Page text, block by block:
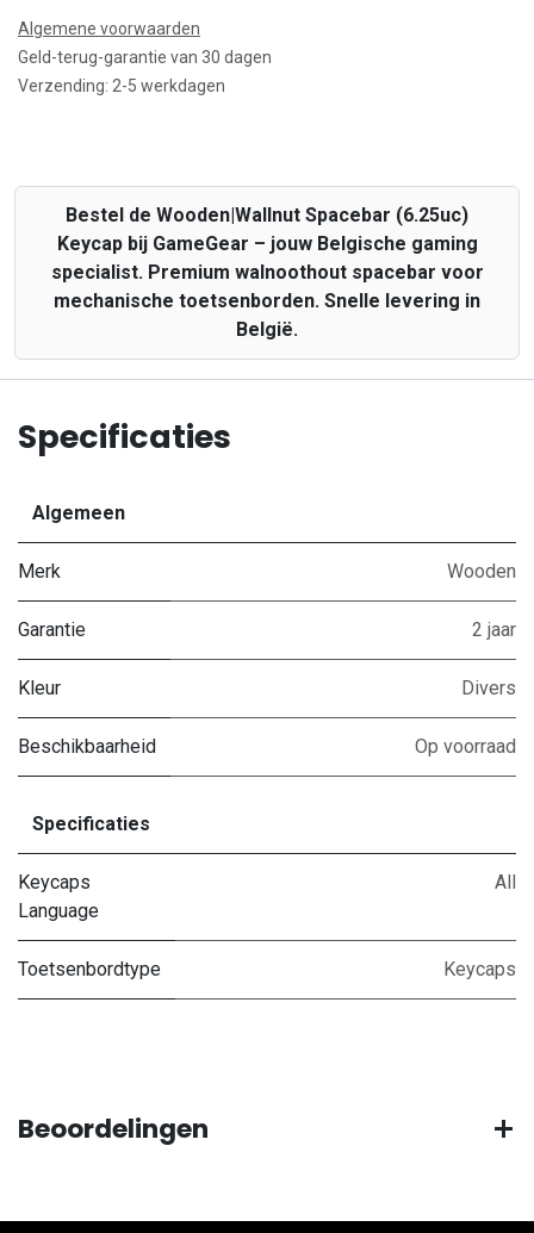
Algemene voorwaarden
Geld-terug-garantie van 30 dagen
Verzending: 2-5 werkdagen
Bestel de Wooden|Wallnut Spacebar (6.25uc)
Keycap bij GameGear – jouw Belgische gaming
specialist. Premium walnoothout spacebar voor
mechanische toetsenborden. Snelle levering in
België.
Specificaties
Algemeen
Merk Wooden
Garantie 2 jaar
Kleur Divers
Beschikbaarheid Op voorraad
Specificaties
Keycaps
Language
All
Toetsenbordtype Keycaps
Beoordelingen